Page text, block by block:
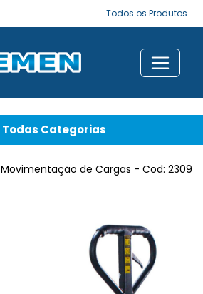
Todos os Produtos
Todas Categorias
Movimentação de Cargas - Cod: 2309